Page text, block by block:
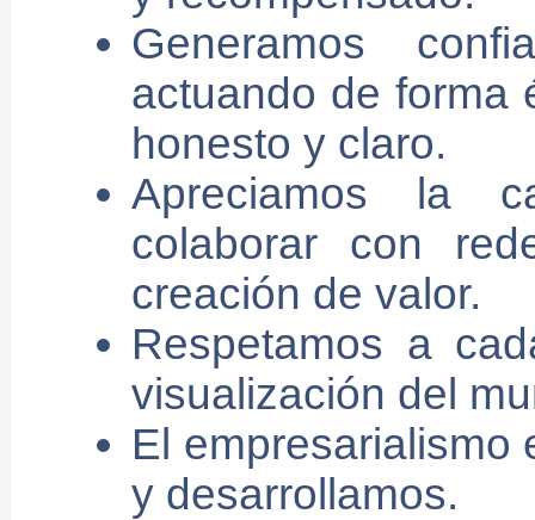
Generamos
actuando de forma
honesto y claro.
Apreciamos la
colaborar con
creación de valor.
Respetamos a
visualización del
El empresarialismo
y desarrollamos.